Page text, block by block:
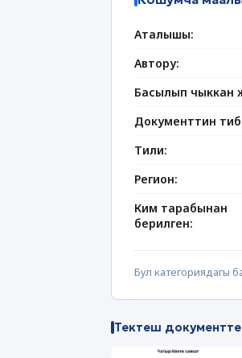
Аталышы:
Автору:
Басылып чыккан
Документтин
Тили:
Регион:
Ким тарабынан
берилген:
Бул категориядагы
Тектеш